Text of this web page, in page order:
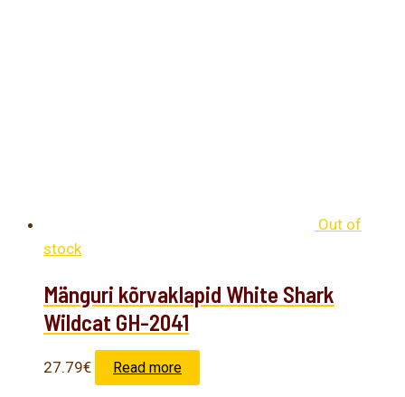
Out of
stock
Mänguri kõrvaklapid White Shark
Wildcat GH-2041
27.79€ Read more